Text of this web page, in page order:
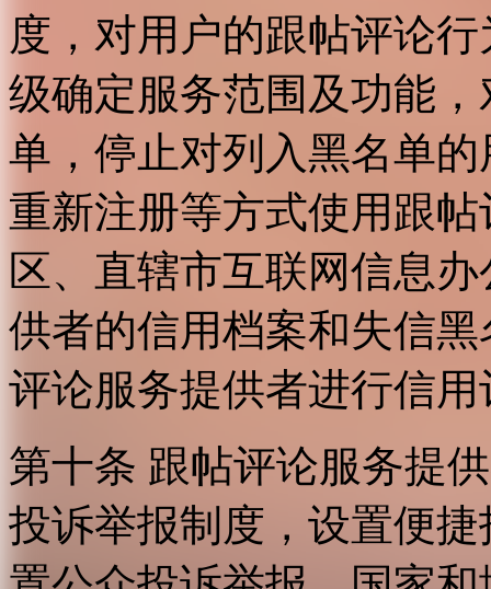
度，对用户的跟帖评论
级确定服务范围及功能
单，停止对列入黑名单
重新注册等方式使用跟
区、直辖市互联网信息
供者的信用档案和失信
评论服务提供者进行信用
第十条 跟帖评论服务提
投诉举报制度，设置便